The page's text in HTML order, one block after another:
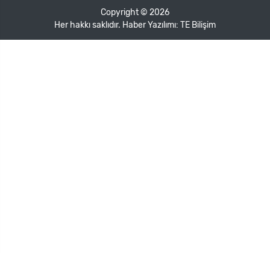
Copyright © 2026
Her hakkı saklıdır. Haber Yazılımı: TE Bilişim